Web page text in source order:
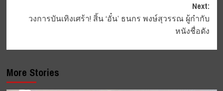
Next:
วงการบันเทิงเศร้า! สิ้น ‘อั๋น’ ธนกร พงษ์สุวรรณ ผู้กำกับ
หนังชื่อดัง
More Stories